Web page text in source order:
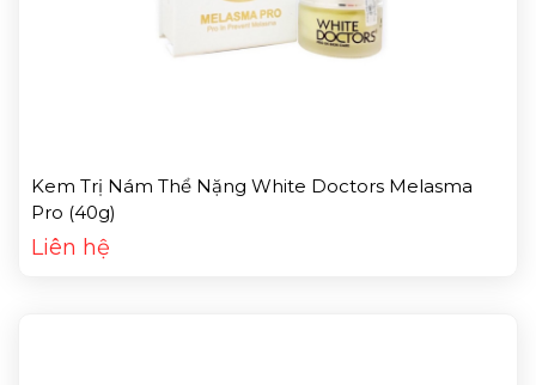
Kem Trị Nám Thể Nặng White Doctors Melasma
Pro (40g)
Liên hệ